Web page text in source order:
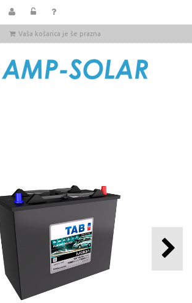
Vaša košarica je še prazna